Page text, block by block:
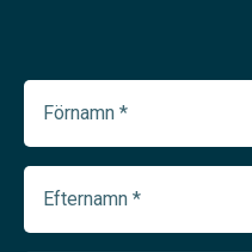
Förnamn
(Required)
Efternamn
(Required)